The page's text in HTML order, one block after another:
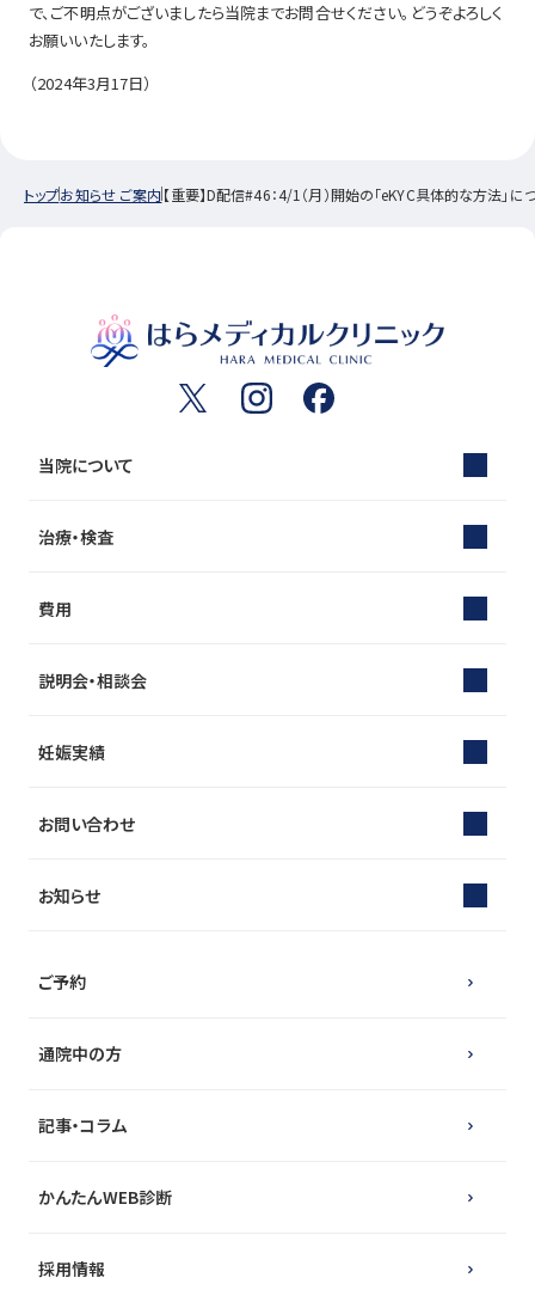
で、ご不明点がございましたら当院までお問合せください。どうぞよろしく
お願いいたします。
（2024年3月17日）
トップお知らせ ご案内【重要】D配信#46：4/1（月）開始の「eKYC具体的な方法」に
当院について
治療・検査
費用
説明会・相談会
妊娠実績
お問い合わせ
お知らせ
通院中の方
ご予約
記事・コラム
かんたんWEB診断
採用情報